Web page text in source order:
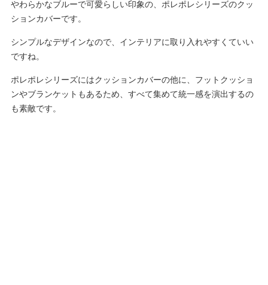
やわらかなブルーで可愛らしい印象の、ポレポレシリーズのクッ
ションカバーです。
シンプルなデザインなので、インテリアに取り入れやすくていい
ですね。
ポレポレシリーズにはクッションカバーの他に、フットクッショ
ンやブランケットもあるため、すべて集めて統一感を演出するの
も素敵です。